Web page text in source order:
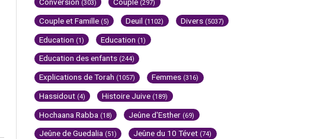
(303) (297)
Couple et Famille (5) Deuil (1102) Divers (5037)
Education (1) Education (1)
Education des enfants (244)
Explications de Torah (1057) Femmes (316)
Hassidout (4) Histoire Juive (189)
Hochaana Rabba (18) Jeûne d'Esther (69)
Jeûne de Guedalia (51) Jeûne du 10 Tévet (74)